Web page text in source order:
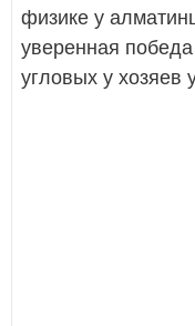
физике у
уверенная
угловых у хозяев